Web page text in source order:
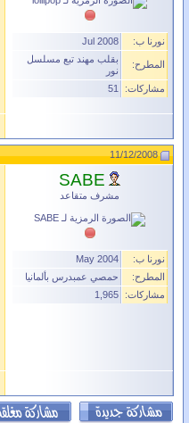
نورنا ب: Jul 2008
المطرح:
بقلب مهند تبع مسلسل
نور
مشاركات:
51
11/12/2008
SABE
مشرف متقاعد
نورنا ب:
May 2004
المطرح:
حمصي عمبدرس بألمانيا
مشاركات:
1,965